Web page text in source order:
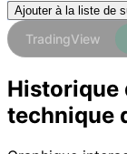
Ajouter à la liste de
TradingView
Historique
technique